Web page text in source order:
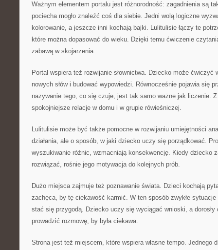
Ważnym elementem portalu jest różnorodność: zagadnienia są
pociecha mogło znaleźć coś dla siebie. Jedni wolą logiczne
kolorowanie, a jeszcze inni kochają bajki. Lulitulisie łączy te
które można dopasować do wieku. Dzięki temu ćwiczenie
zabawą w skojarzenia.
Portal wspiera też rozwijanie słownictwa. Dziecko może
nowych słów i budować wypowiedzi. Równocześnie pojawia się
nazywanie tego, co się czuje, jest tak samo ważne jak liczenie.
spokojniejsze relacje w domu i w grupie rówieśniczej.
Lulitulisie może być także pomocne w rozwijaniu umiejętności
działania, ale o sposób, w jaki dziecko uczy się porządkować.
wyszukiwanie różnic, wzmacniają konsekwencję. Kiedy dziecko
rozwiązać, rośnie jego motywacja do kolejnych prób.
Dużo miejsca zajmuje też poznawanie świata. Dzieci kochają
zachęca, by tę ciekawość karmić. W ten sposób zwykłe
stać się przygodą. Dziecko uczy się wyciągać wnioski, a dorosły
prowadzić rozmowę, by była ciekawa.
Strona jest też miejscem, które wspiera własne tempo. Jednego